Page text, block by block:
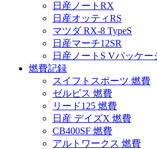
日産ノートRX
日産オッティRS
マツダ RX-8 TypeS
日産マーチ12SR
日産ノートS Vパッケー
燃費記録
スイフトスポーツ 燃費
ゼルビス 燃費
リード125 燃費
日産 デイズX 燃費
CB400SF 燃費
アルトワークス 燃費